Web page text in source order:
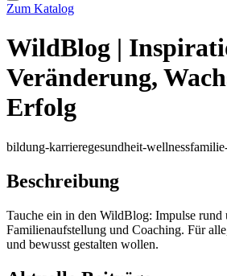
Zum Katalog
WildBlog |
Veränderung,
Erfolg
bildung-karrieregesundheit-wellness
Beschreibung
Tauche ein in den WildBlog: Impulse rund
Familienaufstellung und Coaching. Für
und bewusst gestalten wollen.